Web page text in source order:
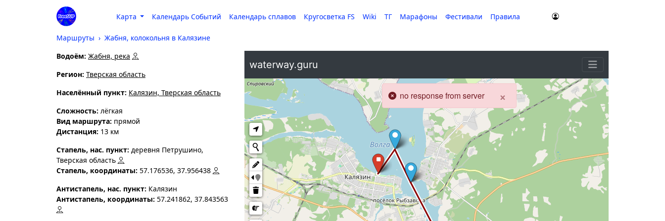
Карта Календарь Событий Календарь сплавов Кругосветка FS Wiki ТГ Марафоны Фестивали Правила
Маршруты
Жабня, колокольня в Калязине
Водоём: Жабня, река
Регион: Тверская область
Населённый пункт: Калязин, Тверская область
Cложность: лёгкая
Вид маршрута: прямой
Дистанция: 13 км
Стапель, нас. пункт: деревня Петрушино,
Тверская область
Стапель, координаты: 57.176536, 37.956438
Антистапель, нас. пункт: Калязин
Антистапель, координаты: 57.241862, 37.843563